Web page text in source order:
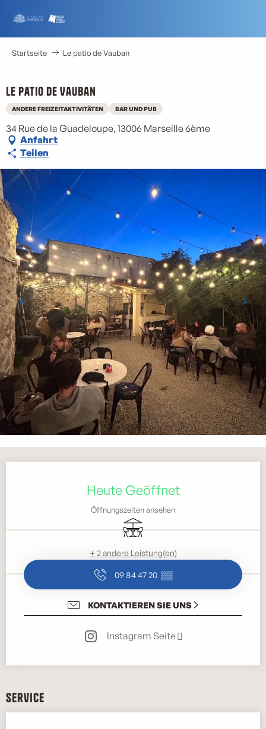
contenu
principal
Startseite Le patio de Vauban
Le patio de Vauban
ANDERE FREIZEITAKTIVITÄTEN BAR UND PUB
34 Rue de la Guadeloupe, 13006 Marseille 6ème
Anfahrt
Teilen
Heute Geöffnet
Öffnungszeiten ansehen
Terrasse
+ 2 andere Leistung(en)
09 84 47 20 ▒▒
KONTAKTIEREN SIE UNS
Instagram Seite
Service